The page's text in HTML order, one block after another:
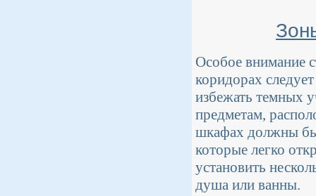
Особое внимание
коридорах
избежать темных
предметам,
шкафах должны
которые легко
установить
душа или ванны.